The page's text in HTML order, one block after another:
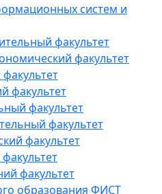
систем и
факультет
факультет
факультет
факультет
факультет
факультет
факультет
образования ФИСТ